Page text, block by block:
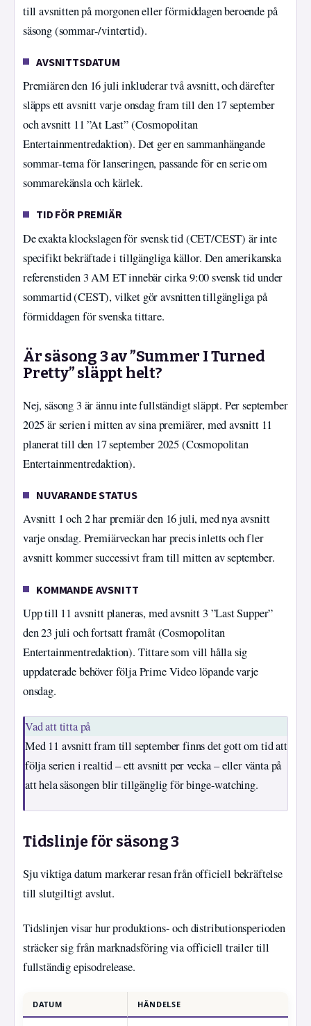
till avsnitten på morgonen eller förmiddagen beroende på
säsong (sommar-/vintertid).
AVSNITTSDATUM
Premiären den 16 juli inkluderar två avsnitt, och därefter
släpps ett avsnitt varje onsdag fram till den 17 september
och avsnitt 11 ”At Last” (Cosmopolitan
Entertainmentredaktion). Det ger en sammanhängande
sommar-tema för lanseringen, passande för en serie om
sommarekänsla och kärlek.
TID FÖR PREMIÄR
De exakta klockslagen för svensk tid (CET/CEST) är inte
specifikt bekräftade i tillgängliga källor. Den amerikanska
referenstiden 3 AM ET innebär cirka 9:00 svensk tid under
sommartid (CEST), vilket gör avsnitten tillgängliga på
förmiddagen för svenska tittare.
Är säsong 3 av ”Summer I Turned
Pretty” släppt helt?
Nej, säsong 3 är ännu inte fullständigt släppt. Per september
2025 är serien i mitten av sina premiärer, med avsnitt 11
planerat till den 17 september 2025 (Cosmopolitan
Entertainmentredaktion).
NUVARANDE STATUS
Avsnitt 1 och 2 har premiär den 16 juli, med nya avsnitt
varje onsdag. Premiärveckan har precis inletts och fler
avsnitt kommer successivt fram till mitten av september.
KOMMANDE AVSNITT
Upp till 11 avsnitt planeras, med avsnitt 3 ”Last Supper”
den 23 juli och fortsatt framåt (Cosmopolitan
Entertainmentredaktion). Tittare som vill hålla sig
uppdaterade behöver följa Prime Video löpande varje
onsdag.
Vad att titta på
Med 11 avsnitt fram till september finns det gott om tid att
följa serien i realtid – ett avsnitt per vecka – eller vänta på
att hela säsongen blir tillgänglig för binge-watching.
Tidslinje för säsong 3
Sju viktiga datum markerar resan från officiell bekräftelse
till slutgiltigt avslut.
Tidslinjen visar hur produktions- och distributionsperioden
sträcker sig från marknadsföring via officiell trailer till
fullständig episodrelease.
DATUM HÄNDELSE